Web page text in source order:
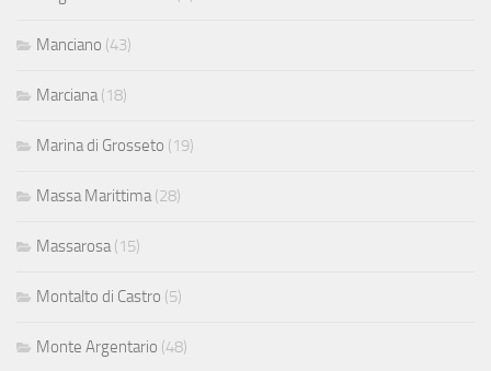
Manciano (43)
Marciana (18)
Marina di Grosseto (19)
Massa Marittima (28)
Massarosa (15)
Montalto di Castro (5)
Monte Argentario (48)